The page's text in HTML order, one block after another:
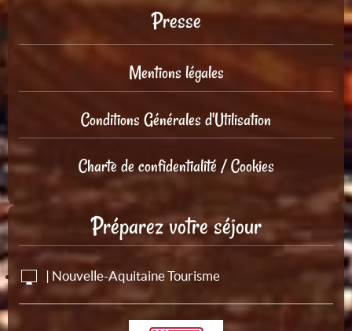
Presse
Mentions légales
Conditions Générales d'Utilisation
Charte de confidentialité / Cookies
Préparez votre séjour
| Nouvelle-Aquitaine Tourisme